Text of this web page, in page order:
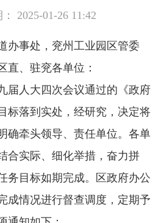
2025-01-26 11:42
办事处，兖州工业园区管委
直、驻兖各单位：
届人大四次会议通过的《政府
标落到实处，经研究，决定将
确牵头领导、责任单位。各单
合实际、细化举措，奋力拼
务目标如期完成。区政府办公
成情况进行督查调度，定期予